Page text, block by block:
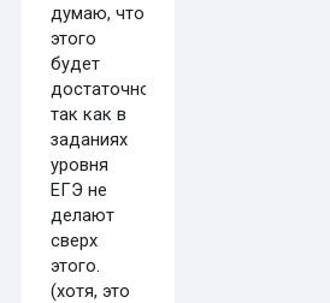
думаю, что
этого
будет
достаточно,
так как в
заданиях
уровня
ЕГЭ не
делают
сверх
этого.
(хотя, это